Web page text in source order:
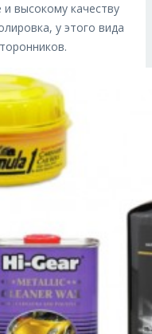
высокому качеству
у этого вида